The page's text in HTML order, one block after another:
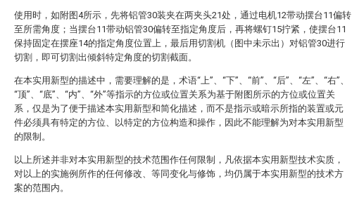
使用时，如附图4所示，先将铝管30装夹在两夹头21处，通过电机12带动摆台11偏转
至所需角度；当摆台11带动铝管30偏转至指定角度后，再将螺钉15拧紧，使摆台11
保持固定在摆座14的指定角度位置上，最后用切割机（图中未示出）对铝管30进行
切割，即可切割出倾斜特定角度的切割截面。
在本实用新型的描述中，需要理解的是，术语“上”、“下”、“前”、“后”、“左”、“右”、
“顶”、“底”、“内”、“外”等指示的方位或位置关系为基于附图所示的方位或位置关
系，仅是为了便于描述本实用新型和简化描述，而不是指示或暗示所指的装置或元
件必须具有特定的方位、以特定的方位构造和操作，因此不能理解为对本实用新型
的限制。
以上所述并非对本实用新型的技术范围作任何限制，凡依据本实用新型技术实质，
对以上的实施例所作的任何修改、等同变化与修饰，均仍属于本实用新型的技术方
案的范围内。